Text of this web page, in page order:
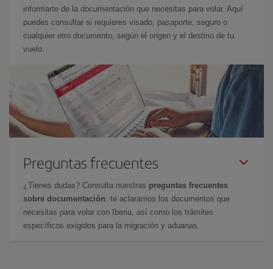
informarte de la documentación que necesitas para volar. Aquí
puedes consultar si requieres visado, pasaporte, seguro o
cualquier otro documento, según el origen y el destino de tu
vuelo.
Preguntas frecuentes
¿Tienes dudas? Consulta nuestras preguntas frecuentes
sobre documentación: te aclaramos los documentos que
necesitas para volar con Iberia, así como los trámites
específicos exigidos para la migración y aduanas.